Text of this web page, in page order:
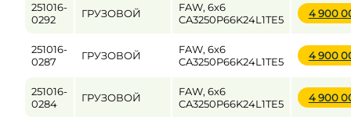
Цена
251016-
0292
ГРУЗОВОЙ
FAW, 6x6
CA3250P66K24L1TE5
4 900
251016-
0287
ГРУЗОВОЙ
FAW, 6x6
CA3250P66K24L1TE5
4 900
251016-
0284
ГРУЗОВОЙ
FAW, 6x6
CA3250P66K24L1TE5
4 900